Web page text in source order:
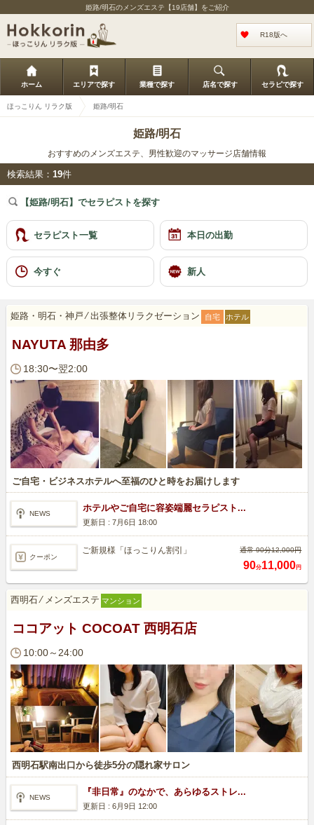
姫路/明石のメンズエステ【19店舗】をご紹介
R18版へ
ホーム エリアで探す 業種で探す 店名で探す セラピで探す
ほっこりん リラク版 姫路/明石
姫路/明石
おすすめのメンズエステ、男性歓迎のマッサージ店舗情報
検索結果： 19件
【姫路/明石】でセラピストを探す
セラピスト一覧 本日の出勤
今すぐ 新人
姫路・明石・神戸 ⁄出張整体リラクゼーション ホテル
自宅
NAYUTA 那由多
18:30〜翌2:00
ご自宅・ビジネスホテルへ至福のひと時をお届けします
NEWS
ホテルやご自宅に容姿端麗セラピスト...
更新日 : 7月6日 18:00
クーポン
ご新規様「ほっこりん割引」 通常 90分12,000円
90分11,000円
西明石⁄ メンズエステ マンション
ココアット COCOAT 西明石店
10:00～24:00
西明石駅南出口から徒歩5分の隠れ家サロン
NEWS
『非日常』のなかで、あらゆるストレ...
更新日 : 6月9日 12:00